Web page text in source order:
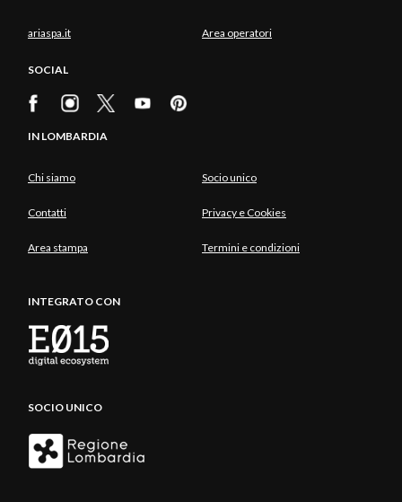
ariaspa.it Area operatori
SOCIAL
IN LOMBARDIA
Chi siamo Socio unico
Contatti Privacy e Cookies
Area stampa Termini e condizioni
INTEGRATO CON
SOCIO UNICO